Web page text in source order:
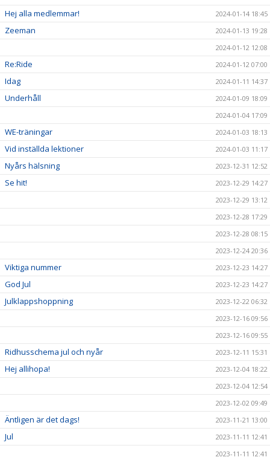
Hej alla medlemmar! 2024-01-14 18:45
Zeeman
2024-01-13 19:28
2024-01-12 12:08
Re:Ride 2024-01-12 07:00
Idag 2024-01-11 14:37
Underhåll
2024-01-09 18:09
2024-01-04 17:09
WE-träningar 2024-01-03 18:13
Vid inställda lektioner 2024-01-03 11:17
Nyårs hälsning 2023-12-31 12:52
Se hit!
2023-12-29 14:27
2023-12-29 13:12
2023-12-28 17:29
2023-12-28 08:15
2023-12-24 20:36
Viktiga nummer 2023-12-23 14:27
God Jul 2023-12-23 14:27
Julklappshoppning
2023-12-22 06:32
2023-12-16 09:56
2023-12-16 09:55
Ridhusschema jul och nyår 2023-12-11 15:31
Hej allihopa!
2023-12-04 18:22
2023-12-04 12:54
2023-12-02 09:49
Äntligen är det dags! 2023-11-21 13:00
Jul
2023-11-11 12:41
2023-11-11 12:41